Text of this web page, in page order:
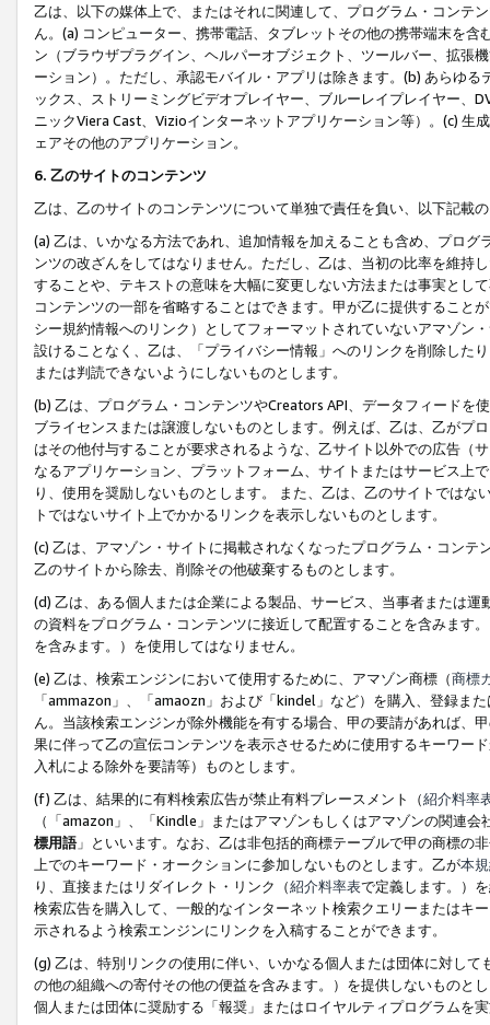
乙は、以下の媒体上で、またはそれに関連して、プログラム・コンテ
ん。(a) コンピューター、携帯電話、タブレットその他の携帯端末を
ン（ブラウザプラグイン、ヘルパーオブジェクト、ツールバー、拡張
ーション）。ただし、承認モバイル・アプリは除きます。(b) あらゆ
ックス、ストリーミングビデオプレイヤー、ブルーレイプレイヤー、
ニックViera Cast、Vizioインターネットアプリケーション等）。(c)
ェアその他のアプリケーション。
6. 乙のサイトのコンテンツ
乙は、乙のサイトのコンテンツについて単独で責任を負い、以下記載
(a) 乙は、いかなる方法であれ、追加情報を加えることも含め、プロ
ンツの改ざんをしてはなりません。ただし、乙は、当初の比率を維持
することや、テキストの意味を大幅に変更しない方法または事実とし
コンテンツの一部を省略することはできます。甲が乙に提供すること
シー規約情報へのリンク）としてフォーマットされていないアマゾン
設けることなく、乙は、「プライバシー情報」へのリンクを削除した
または判読できないようにしないものとします。
(b) 乙は、プログラム・コンテンツやCreators API、データフィード
ブライセンスまたは譲渡しないものとします。例えば、乙は、乙がプ
はその他付与することが要求されるような、乙サイト以外での広告（
なるアプリケーション、プラットフォーム、サイトまたはサービス上
り、使用を奨励しないものとします。 また、乙は、乙のサイトでは
トではないサイト上でかかるリンクを表示しないものとします。
(c) 乙は、アマゾン・サイトに掲載されなくなったプログラム・コン
乙のサイトから除去、削除その他破棄するものとします。
(d) 乙は、ある個人または企業による製品、サービス、当事者または
の資料をプログラム・コンテンツに接近して配置することを含みます
を含みます。）を使用してはなりません。
(e) 乙は、検索エンジンにおいて使用するために、アマゾン商標（商標
「ammazon」、「amaozn」および「kindel」など）を購入、登録ま
ん。当該検索エンジンが除外機能を有する場合、甲の要請があれば、
果に伴って乙の宣伝コンテンツを表示させるために使用するキーワー
入札による除外を要請等）ものとします。
(f) 乙は、結果的に有料検索広告が禁止有料プレースメント（紹介料率
（「amazon」、「Kindle」またはアマゾンもしくはアマゾンの関連
標用語」といいます。なお、乙は非包括的商標テーブルで甲の商標の
上でのキーワード・オークションに参加しないものとします。乙が本
り、直接またはリダイレクト・リンク（紹介料率表で定義します。）
検索広告を購入して、一般的なインターネット検索クエリーまたはキ
示されるよう検索エンジンにリンクを入稿することができます。
(g) 乙は、特別リンクの使用に伴い、いかなる個人または団体に対し
の他の組織への寄付その他の便益を含みます。）を提供しないものと
個人または団体に奨励する「報奨」またはロイヤルティプログラムを